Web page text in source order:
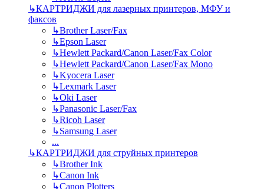
↳КАРТРИДЖИ для лазерных принтеров, МФУ и
факсов
↳Brother Laser/Fax
↳Epson Laser
↳Hewlett Packard/Canon Laser/Fax Color
↳Hewlett Packard/Canon Laser/Fax Mono
↳Kyocera Laser
↳Lexmark Laser
↳Oki Laser
↳Panasonic Laser/Fax
↳Ricoh Laser
↳Samsung Laser
...
↳КАРТРИДЖИ для струйных принтеров
↳Brother Ink
↳Canon Ink
↳Canon Plotters